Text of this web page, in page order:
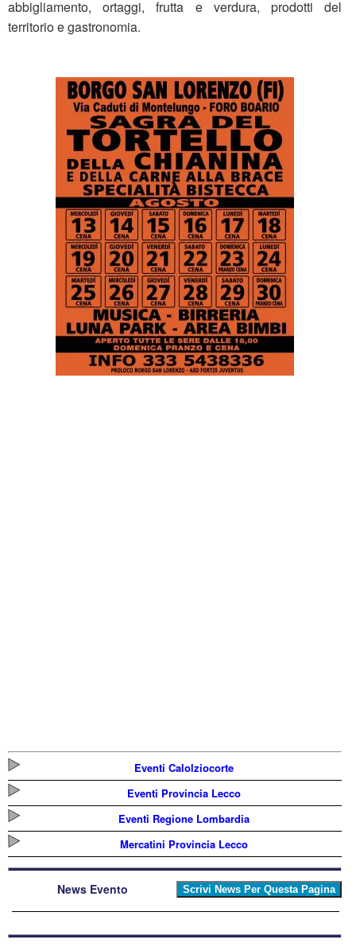
abbigliamento, ortaggi, frutta e verdura, prodotti del
territorio e gastronomia.
Eventi Calolziocorte
Eventi Provincia Lecco
Eventi Regione Lombardia
Mercatini Provincia Lecco
News Evento